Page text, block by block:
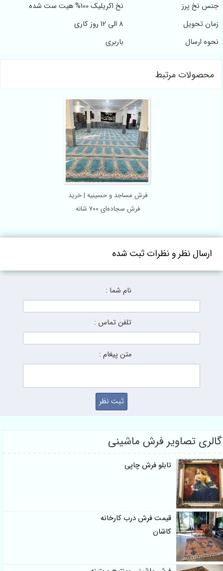
نخ اکریلیک 100% هیت ست شده
مرتبط
فرش مساجد و حسینیه | خرید
فرش سجاده‌ای ۷۰۰ شانه
نظر و نظرات ثبت شده
تلفن تماس :
متن پیغام :
فرش ماشینی
تابلو فرش چاپی
قیمت فرش درب کارخانه
کاشان